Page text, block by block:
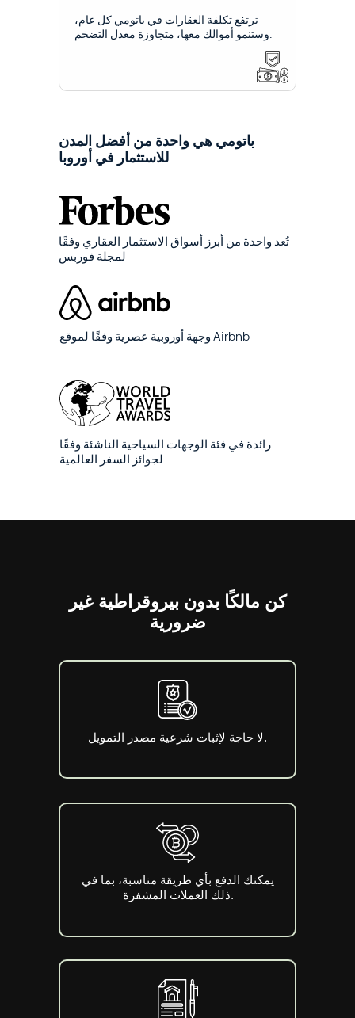
ترتفع تكلفة العقارات في باتومي كل عام،
وستنمو أموالك معها، متجاوزة معدل التضخم.
باتومي هي واحدة من أفضل المدن
للاستثمار في أوروبا
تُعد واحدة من أبرز أسواق الاستثمار العقاري وفقًا
لمجلة فوربس
وجهة أوروبية عصرية وفقًا لموقع Airbnb
رائدة في فئة الوجهات السياحية الناشئة وفقًا
لجوائز السفر العالمية
كن مالكًا بدون بيروقراطية غير
ضرورية
لا حاجة لإثبات شرعية مصدر التمويل.
يمكنك الدفع بأي طريقة مناسبة، بما في
ذلك العملات المشفرة.